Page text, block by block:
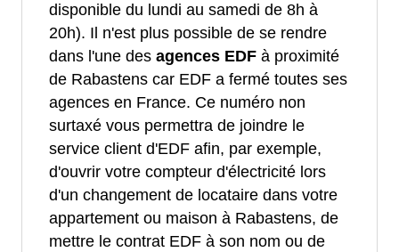
disponible du lundi au samedi de 8h à
20h). Il n'est plus possible de se rendre
dans l'une des agences EDF à proximité
de Rabastens car EDF a fermé toutes ses
agences en France. Ce numéro non
surtaxé vous permettra de joindre le
service client d'EDF afin, par exemple,
d'ouvrir votre compteur d'électricité lors
d'un changement de locataire dans votre
appartement ou maison à Rabastens, de
mettre le contrat EDF à son nom ou de